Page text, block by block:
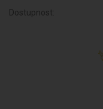
Dostupnost: